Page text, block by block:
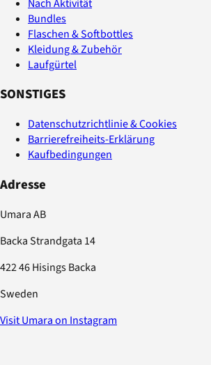
Nach Aktivität
Bundles
Flaschen & Softbottles
Kleidung & Zubehör
Laufgürtel
SONSTIGES
Datenschutzrichtlinie & Cookies
Barrierefreiheits-Erklärung
Kaufbedingungen
Adresse
Umara AB
Backa Strandgata 14
422 46 Hisings Backa
Sweden
Visit Umara on Instagram